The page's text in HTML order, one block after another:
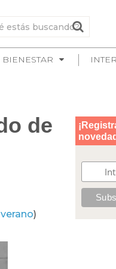
de
)